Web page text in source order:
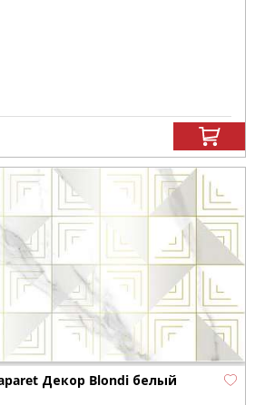
Декор Blondi белый